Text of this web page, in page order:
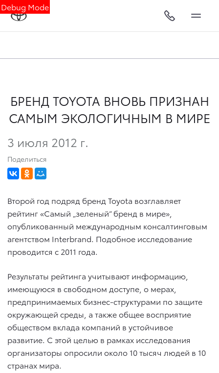
Debug Mode
БРЕНД TOYOTA ВНОВЬ ПРИЗНАН
САМЫМ ЭКОЛОГИЧНЫМ В МИРЕ
3 июля 2012 г.
Поделиться
Второй год подряд бренд Toyota возглавляет
рейтинг «Самый „зеленый“ бренд в мире»,
опубликованный международным консалтинговым
агентством Interbrand. Подобное исследование
проводится с 2011 года.
Результаты рейтинга учитывают информацию,
имеющуюся в свободном доступе, о мерах,
предпринимаемых бизнес-структурами по защите
окружающей среды, а также общее восприятие
обществом вклада компаний в устойчивое
развитие. С этой целью в рамках исследования
организаторы опросили около 10 тысяч людей в 10
странах мира.